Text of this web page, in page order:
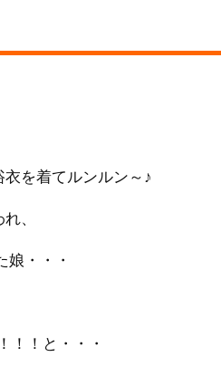
を着てルンルン～♪
、
・・・
！！と・・・